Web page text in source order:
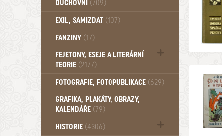
DUCHOVNÍ (709)
Okultismus (110)
EXIL, SAMIZDAT (107)
FANZINY (17)
FEJETONY, ESEJE A LITERÁRNÍ
TEORIE (2177)
Citáty, aforismy, snáře, přísloví,
FOTOGRAFIE, FOTOPUBLIKACE (629)
GRAFIKA, PLAKÁTY, OBRAZY,
KALENDÁŘE (79)
HISTORIE (4306)